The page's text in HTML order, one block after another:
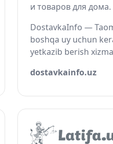
и товаров для дома.
DostavkaInfo —
boshqa uy uchun
yetkazib berish
dostavkainfo.uz